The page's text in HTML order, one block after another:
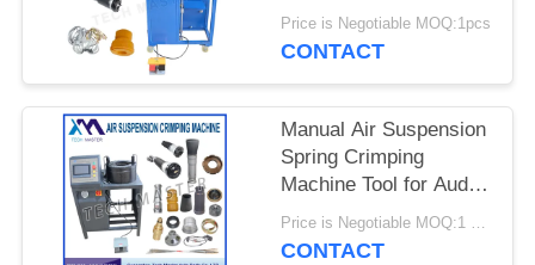
Krimpmachine Met
Scherm Montage
Price is Negotiable MOQ:1pcs
CONTACT
Manual Air Suspension
Spring Crimping
Machine Tool for Audi
Air Suspension Shock
Crimping Machine
Price is Negotiable MOQ:1 set
CONTACT